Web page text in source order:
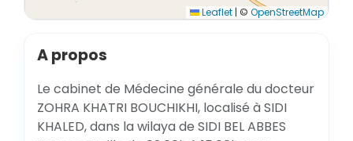
Leaflet | © OpenStreetMap
A propos
Le cabinet de Médecine générale du docteur
ZOHRA KHATRI BOUCHIKHI, localisé à SIDI
KHALED, dans la wilaya de SIDI BEL ABBES